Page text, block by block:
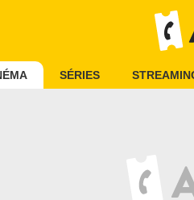
SÉRIES